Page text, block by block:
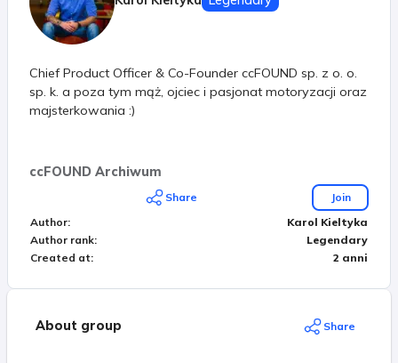
Chief Product Officer & Co-Founder ccFOUND sp. z o. o.
sp. k. a poza tym mąż, ojciec i pasjonat motoryzacji oraz
majsterkowania :)
ccFOUND Archiwum
Share
Join
Author:
Karol Kieltyka
Author rank:
Legendary
Created at: 2 anni
About group Share